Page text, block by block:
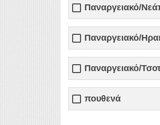
Παναργειακό/
Παναργειακό/
Παναργειακό/
πουθενά